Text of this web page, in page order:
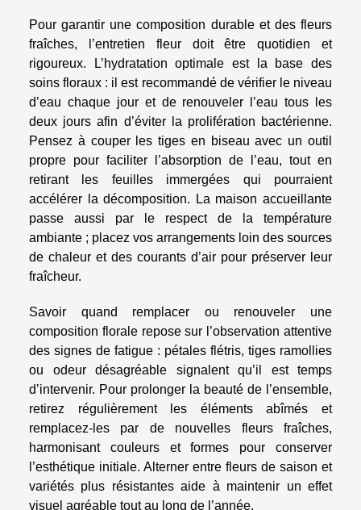
Pour garantir une composition durable et des fleurs
fraîches, l’entretien fleur doit être quotidien et
rigoureux. L’hydratation optimale est la base des
soins floraux : il est recommandé de vérifier le niveau
d’eau chaque jour et de renouveler l’eau tous les
deux jours afin d’éviter la prolifération bactérienne.
Pensez à couper les tiges en biseau avec un outil
propre pour faciliter l’absorption de l’eau, tout en
retirant les feuilles immergées qui pourraient
accélérer la décomposition. La maison accueillante
passe aussi par le respect de la température
ambiante ; placez vos arrangements loin des sources
de chaleur et des courants d’air pour préserver leur
fraîcheur.
Savoir quand remplacer ou renouveler une
composition florale repose sur l’observation attentive
des signes de fatigue : pétales flétris, tiges ramollies
ou odeur désagréable signalent qu’il est temps
d’intervenir. Pour prolonger la beauté de l’ensemble,
retirez régulièrement les éléments abîmés et
remplacez-les par de nouvelles fleurs fraîches,
harmonisant couleurs et formes pour conserver
l’esthétique initiale. Alterner entre fleurs de saison et
variétés plus résistantes aide à maintenir un effet
visuel agréable tout au long de l’année.